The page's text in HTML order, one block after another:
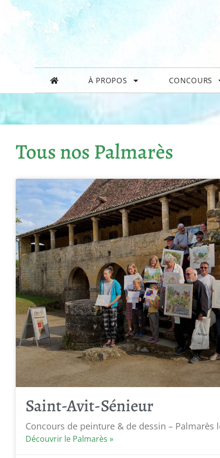
À PROPOS CONCOURS
Tous nos Palmarès
Saint-Avit-Sénieur
Concours de peinture & de dessin – Palmarès
Découvrir le Palmarès »